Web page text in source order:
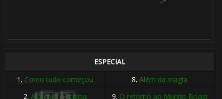
ESPECIAL
1. Como tudo começou 8.Além da magia
2.A primeira notícia 9. O retorno ao Mundo Bruxo